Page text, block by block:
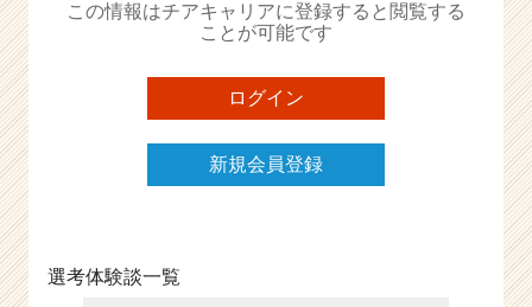
ス
カ
が
届
く
この情報はチアキャリアに登録すると閲覧する
ことが可能です
ログイン
新規会員登録
選考体験談一覧